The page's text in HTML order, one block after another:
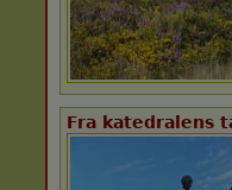
Fra katedralens